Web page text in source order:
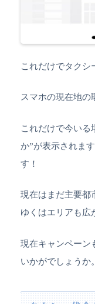
これだけでタクシ
スマホの現在地の
これだけで今いる
か”が表示されま
す！
現在はまだ主要都
ゆくはエリアも広
現在キャンペーン
いかがでしょうか。